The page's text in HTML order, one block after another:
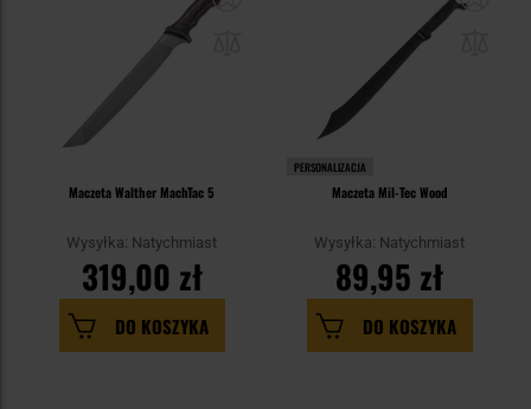
Maczeta Walther MachTac 5
Wysyłka: Natychmiast
319,00 zł
DO KOSZYKA
PERSONALIZACJA
Maczeta Mil-Tec Wood
Wysyłka: Natychmiast
89,95 zł
DO KOSZYKA